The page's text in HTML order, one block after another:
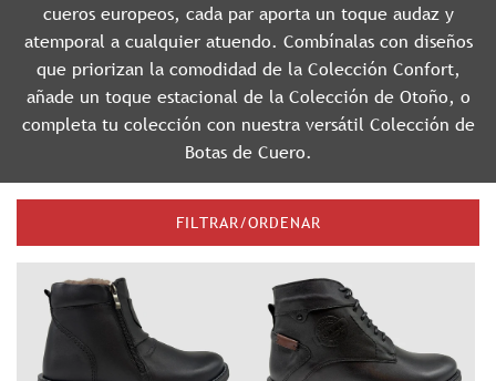
cueros europeos, cada par aporta un toque audaz y
atemporal a cualquier atuendo. Combínalas con diseños
que priorizan la comodidad de la Colección Confort,
añade un toque estacional de la Colección de Otoño, o
completa tu colección con nuestra versátil Colección de
Botas de Cuero.
FILTRAR/ORDENAR